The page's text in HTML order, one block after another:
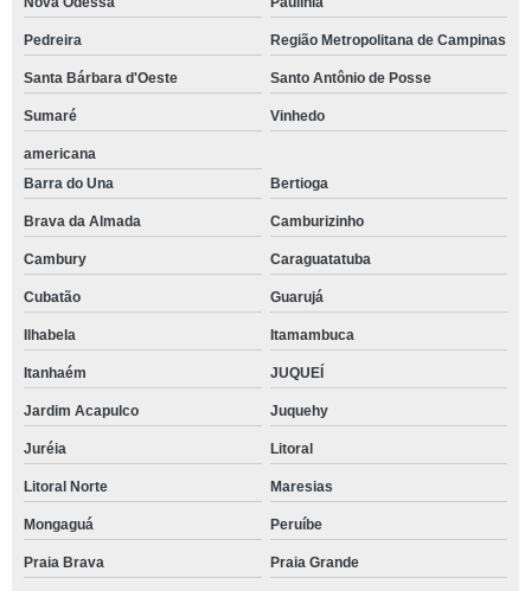
Pedreira Região Metropolitana de Campinas
Santa Bárbara d'Oeste Santo Antônio de Posse
Sumaré Vinhedo
americana
Barra do Una
Bertioga
Brava da Almada Camburizinho
Cambury Caraguatatuba
Cubatão Guarujá
Ilhabela Itamambuca
Itanhaém JUQUEÍ
Jardim Acapulco Juquehy
Juréia Litoral
Litoral Norte Maresias
Mongaguá Peruíbe
Praia Brava Praia Grande